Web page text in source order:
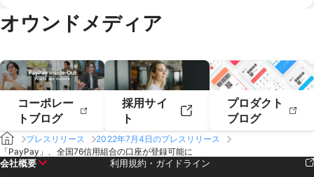
2019年2月
2019年1月
オウンドメディア
コーポレー
トブログ
採用サイ
ト
プロダクト
ブログ
プレスリリース
2022年7月4日のプレスリリース
「PayPay」、全国76信用組合の口座が登録可能に
会社概要
利用規約・ガイドライン